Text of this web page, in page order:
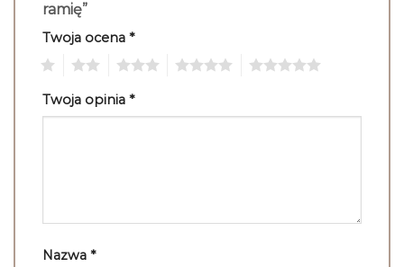
ramię”
Twoja ocena *
Twoja opinia *
Nazwa *